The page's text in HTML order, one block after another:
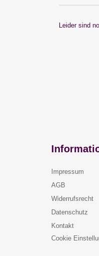
Leider sind
Impressum
AGB
Widerrufsrecht
Datenschutz
Kontakt
Cookie